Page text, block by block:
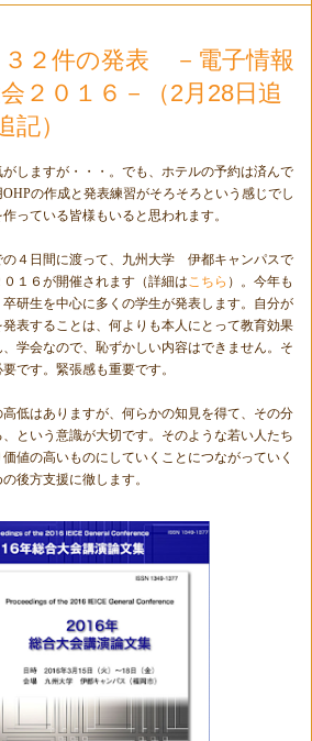
２件の発表 －電子情報
２０１６－（2月28日追
）
しますが・・・。でも、ホテルの予約は済んで
OHPの作成と発表練習がそろそろという感じでし
っている皆様もいると思われます。
４日間に渡って、九州大学 伊都キャンパスで
１６が開催されます（詳細はこちら ）。今年も
研生を中心に多くの学生が発表します。自分が
表することは、何よりも本人にとって教育効果
学会なので、恥ずかしい内容はできません。そ
です。緊張感も重要です。
低はありますが、何らかの知見を得て、その分
という意識が大切です。そのような若い人たち
値の高いものにしていくことにつながっていく
後方支援に徹します。